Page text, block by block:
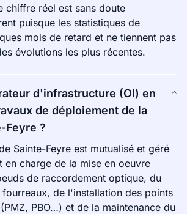
chiffre réel est sans doute
puisque les statistiques de
mois de retard et ne tiennent pas
évolutions les plus récentes.
d'infrastructure (OI) en
de déploiement de la
Feyre ?
Sainte-Feyre est mutualisé et géré
en charge de la mise en oeuvre
de raccordement optique, du
de l'installation des points
PBO…) et de la maintenance du